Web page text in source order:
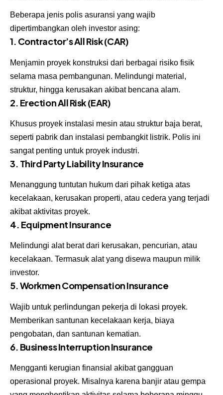
Beberapa jenis polis asuransi yang wajib
dipertimbangkan oleh investor asing:
1. Contractor’s All Risk (CAR)
Menjamin proyek konstruksi dari berbagai risiko fisik
selama masa pembangunan. Melindungi material,
struktur, hingga kerusakan akibat bencana alam.
2. Erection All Risk (EAR)
Khusus proyek instalasi mesin atau struktur baja berat,
seperti pabrik dan instalasi pembangkit listrik. Polis ini
sangat penting untuk proyek industri.
3. Third Party Liability Insurance
Menanggung tuntutan hukum dari pihak ketiga atas
kecelakaan, kerusakan properti, atau cedera yang terjadi
akibat aktivitas proyek.
4. Equipment Insurance
Melindungi alat berat dari kerusakan, pencurian, atau
kecelakaan. Termasuk alat yang disewa maupun milik
investor.
5. Workmen Compensation Insurance
Wajib untuk perlindungan pekerja di lokasi proyek.
Memberikan santunan kecelakaan kerja, biaya
pengobatan, dan santunan kematian.
6. Business Interruption Insurance
Mengganti kerugian finansial akibat gangguan
operasional proyek. Misalnya karena banjir atau gempa